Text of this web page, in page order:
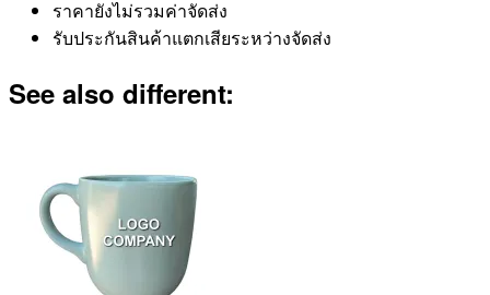
ราคายังไม่รวมค่าจัดส่ง
รับประกันสินค้าแตกเสียระหว่างจัดส่ง
See also different: